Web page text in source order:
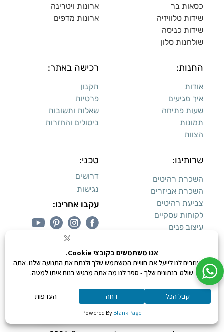
כסאות בר
שידות טלוויזיה
שידות כניסה
שולחנות סלון
ארונות ויטרינה
ארונות מדפים
החנות:
אודות
איך מגיעים
שעות פתיחה
תמונות
הצוות
רכישה באתר:
תקנון
פרטיות
שאלות ותשובות
ביטולים והחזרות
שרותינו:
השכרת רהיטים
השכרת אביזרים
צביעת רהיטים
לקוחות עסקיים
עיצוב פנים
טכני:
דרושים
נגישות
עקבו אחרינו:
קנייה מאובטחת